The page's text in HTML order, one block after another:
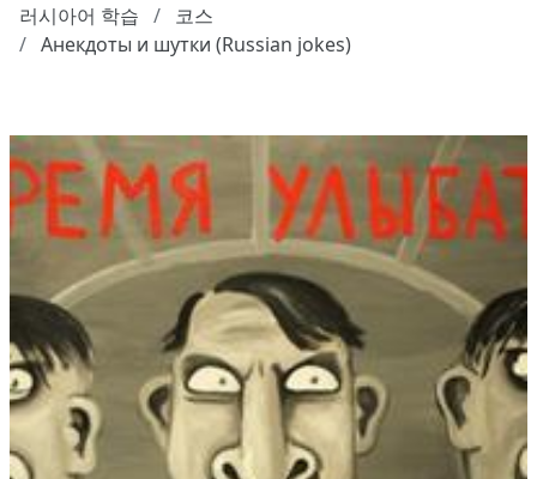
러시아어 학습
코스
Анекдоты и шутки (Russian jokes)